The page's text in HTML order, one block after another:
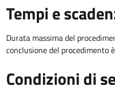
Tempi e
Durata massima del
conclusione del procedimento
Condizioni di